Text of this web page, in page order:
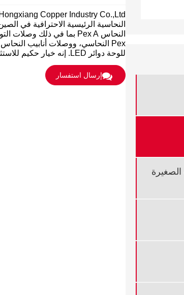
النحاسية الرئيسية الاحترافية في
للوحة دوائر LED. إنه خيار حكيم للاستثمار هنا. مرحبا بكم في المصنع!
إرسال استفسار